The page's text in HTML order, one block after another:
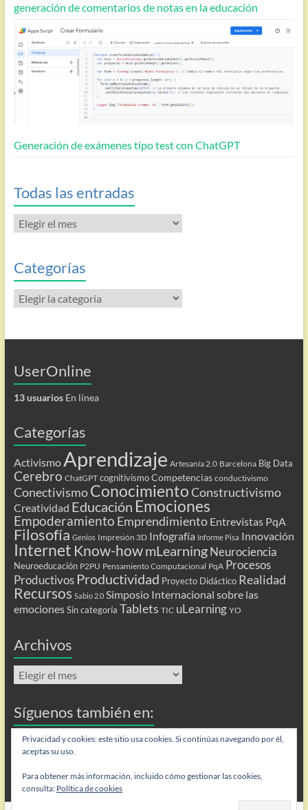
generación de comentarios de notas en la educación
Generación de exámenes tipo test con ChatGPT
Todas las entradas
Todas
las
Categorías
Categorías
UserOnline
13 usuariosEn línea
Categorías
Activismo Aprendizaje Artesanía 2.0 Barcelona Big Data
Cerebro ChatGPT cognitivismo Competencias conductivismo
ConectivismoConocimientoConstructivismo
Creatividad Educación Emociones
Empoderamiento Emprendimiento Entrevistas PqA
Filosofía Genios Impresión 3D Infografía Informe Pisa Innovación
Internet Know-howmLearning Neurociencia
Neuroeducación P2PU Pensamiento Computacional PqA Procesos
Productivos Productividad Proyecto Didáctico Realidad
Recursos Sabio 2.0 Simposio Internacional sobre las
emociones Sin categoría Tablets TIC uLearning YO
Archivos
Archivos
Síguenos también en:
Flip
Privacidad y cookies: este sitio usa cookies. Si continúas navegando por él,
aceptas su uso.
Para obtener más información, incluido cómo gestionar las cookies,
consulta: Política de cookies